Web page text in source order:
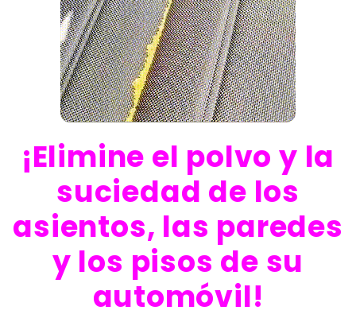
¡Elimine el polvo y la
suciedad de los
asientos, las paredes
y los pisos de su
automóvil!